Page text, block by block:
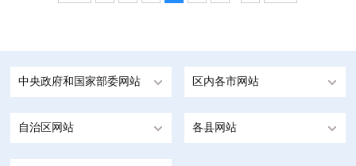
中央政府和国家部委网站 区内各市网站
自治区网站 各县网站